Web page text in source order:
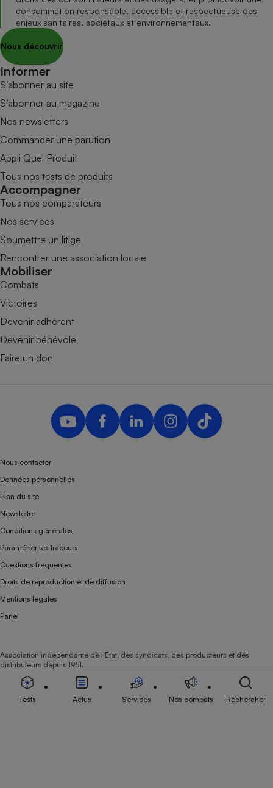
consommation responsable, accessible et respectueuse des
enjeux sanitaires, sociétaux et environnementaux.
Nous découvrir
Informer
S’abonner au site
S’abonner au magazine
Nos newsletters
Commander une parution
Appli Quel Produit
Tous nos tests de produits
Accompagner
Tous nos comparateurs
Nos services
Soumettre un litige
Rencontrer une association locale
Mobiliser
Combats
Victoires
Devenir adhérent
Devenir bénévole
Faire un don
Nous contacter
Données personnelles
Plan du site
Newsletter
Conditions générales
Paramétrer les traceurs
Questions fréquentes
Droits de reproduction et de diffusion
Mentions légales
Panel
Association indépendante de l’État, des syndicats, des producteurs et des
distributeurs depuis 1951.
Tests Actus Services Nos combats Rechercher